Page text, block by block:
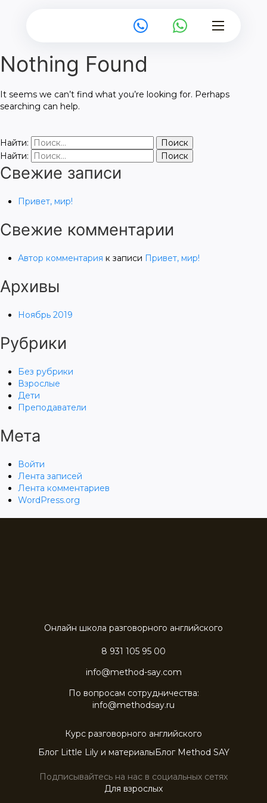
Nothing Found
It seems we can’t find what you’re looking for. Perhaps
searching can help.
Найти:
Найти:
Свежие записи
Привет, мир!
Свежие комментарии
Автор комментария к записи Привет, мир!
Архивы
Ноябрь 2019
Рубрики
Без рубрики
Взрослые
Дети
Преподаватели
Мета
Войти
Лента записей
Лента комментариев
WordPress.org
Онлайн школа разговорного английского
8 931 105 95 00
info@method-say.com
По вопросам сотрудничества:
info@methodsay.ru
Курс разговорного английского
Блог Little Lily и материалыБлог Method SAY
Подписывайтесь на нас в социальных сетях
Для взрослых